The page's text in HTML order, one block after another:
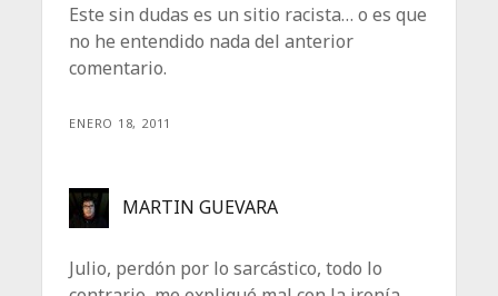
Este sin dudas es un sitio racista… o es que
no he entendido nada del anterior
comentario.
ENERO 18, 2011
MARTIN GUEVARA
Julio, perdón por lo sarcástico, todo lo